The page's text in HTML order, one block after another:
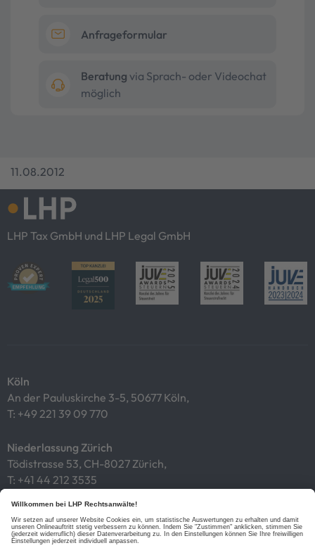
Anfrageformular
Beratung via Sprach- oder Videochat
möglich
11.08.2012
LHP Tax GmbH und LHP Legal GmbH
Köln
An der Pauluskirche 3-5, 50677 Köln,
T: +49 221 39 09 770
Niederlassung Zürich
Tödistrasse 53, CH-8027 Zürich,
T: +41 44 212 3535